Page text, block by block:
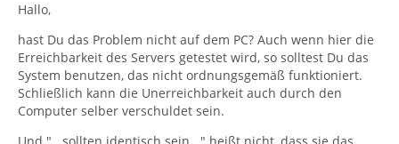
Hallo,
hast Du das Problem nicht auf dem PC? Auch wenn hier die
Erreichbarkeit des Servers getestet wird, so solltest Du das
System benutzen, das nicht ordnungsgemäß funktioniert.
Schließlich kann die Unerreichbarkeit auch durch den
Computer selber verschuldet sein.